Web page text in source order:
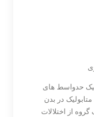
حدواسط های
در بدن
از اختلالات